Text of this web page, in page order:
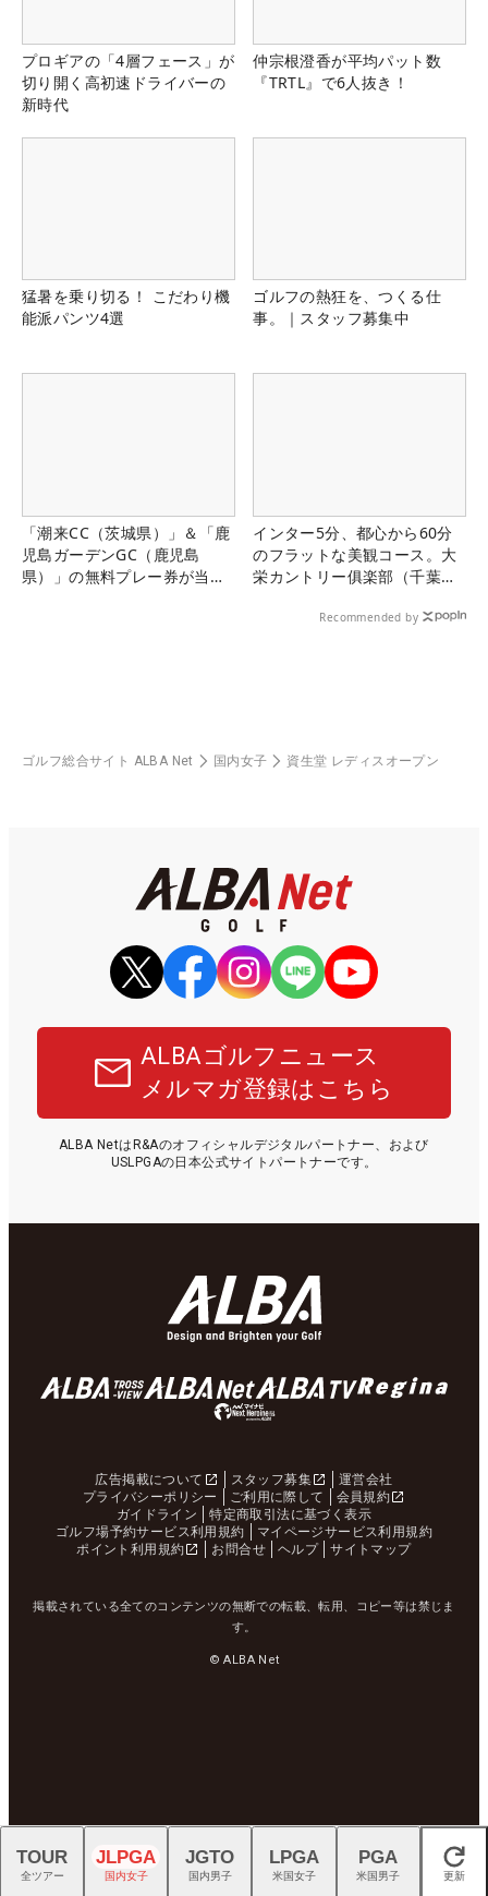
プロギアの「4層フェース」が
切り開く高初速ドライバーの
新時代
仲宗根澄香が平均パット数
『TRTL』で6人抜き！
猛暑を乗り切る！ こだわり機
能派パンツ4選
ゴルフの熱狂を、つくる仕
事。｜スタッフ募集中
「潮来CC（茨城県）」＆「鹿
児島ガーデンGC（鹿児島
県）」の無料プレー券が当た
インター5分、都心から60分
のフラットな美観コース。大
栄カントリー俱楽部（千葉
Recommended by
ゴルフ総合サイト ALBA Net 国内女子 資生堂 レディスオープン
ALBAゴルフニュース
メルマガ登録はこちら
ALBA NetはR&Aのオフィシャルデジタルパートナー、および
USLPGAの日本公式サイトパートナーです。
広告掲載について スタッフ募集
運営会社
プライバシーポリシー
ご利用に際して
会員規約
ガイドライン
特定商取引法に基づく表示
ゴルフ場予約サービス利用規約
マイページサービス利用規約
ポイント利用規約
お問合せ ヘルプ サイトマップ
掲載されている全てのコンテンツの無断での転載、転用、コピー等は禁じま
す。
© ALBA Net
閉じる
TOUR
全ツアー
JLPGA
国内女子
JGTO
国内男子
LPGA
米国女子
PGA
米国男子 更新